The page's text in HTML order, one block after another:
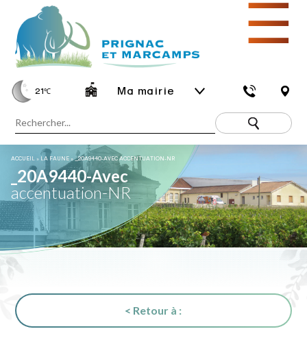
21℃ Ma mairie
☰
ACCUEIL » LA FAUNE »_20A9440-AVEC ACCENTUATION-NR
_20A9440-Avec
accentuation-NR
< Retour à :